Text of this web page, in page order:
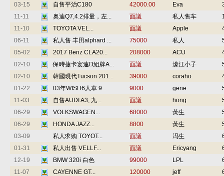
03-15
自售平治C180 42000.00 Eva
11-11
奥迪Q7,4.2排量，左... 面議 私人售车
11-10
TOYOTA VEL... 面議 Apple
06-11
私人售 丰田alphard ... 75000 私人
05-02
2017 Benz CLA20... 208000 ACU
02-10
保時捷卡宴連D組牌A... 面議 濠江小子
02-10
韓國現代Tucson 201... 39000 coraho
01-22
03年WISH6人車 9... 9000 gene
11-03
自售AUDI A3, 九... 面議 hong
06-29
VOLKSWAGEN... 68000 黃生
06-29
HONDA JAZZ... 8800 黃生
03-09
私人求购 TOYOT... 面議 冯生
01-31
私人出售 VELLF... 面議 Ericyang
12-19
BMW 320i 白色 99000 LPL
11-07
CAYENNE GT... 120000 jeff